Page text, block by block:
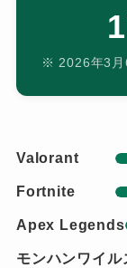
※ 2026年3月
Valorant
Fortnite
Apex Legends
モンハンワイル